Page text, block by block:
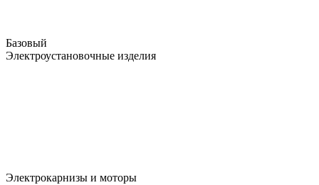
Базовый
Электроустановочные изделия
Электрокарнизы и моторы